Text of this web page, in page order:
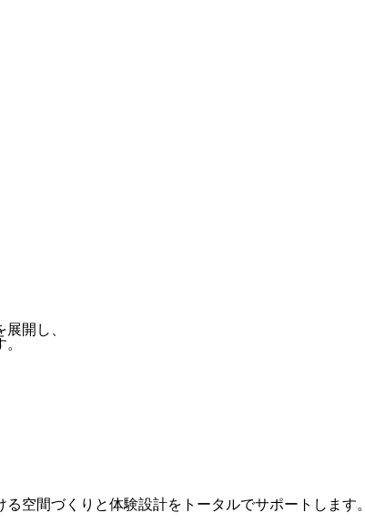
開し、
空間づくりと体験設計をトータルでサポートします。